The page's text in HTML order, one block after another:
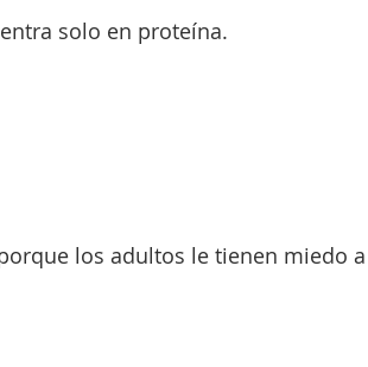
solo en proteína.
los adultos le tienen miedo